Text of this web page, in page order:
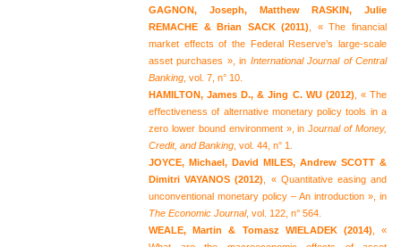
GAGNON, Joseph, Matthew RASKIN, Julie
REMACHE & Brian SACK (2011)
, « The financial
market effects of the Federal Reserve’s large-scale
asset purchases », in International Journal of Central
Banking , vol. 7, n° 10.
HAMILTON, James D., & Jing C. WU (2012) , « The
eﬀectiveness of alternative monetary policy tools in a
zero lower bound environment », in Journal of Money,
Credit, and Banking , vol. 44, n° 1.
JOYCE, Michael, David MILES, Andrew SCOTT &
Dimitri VAYANOS (2012)
, « Quantitative easing and
unconventional monetary policy – An introduction », in
The Economic Journal, vol. 122, n° 564.
WEALE, Martin & Tomasz WIELADEK (2014) , «